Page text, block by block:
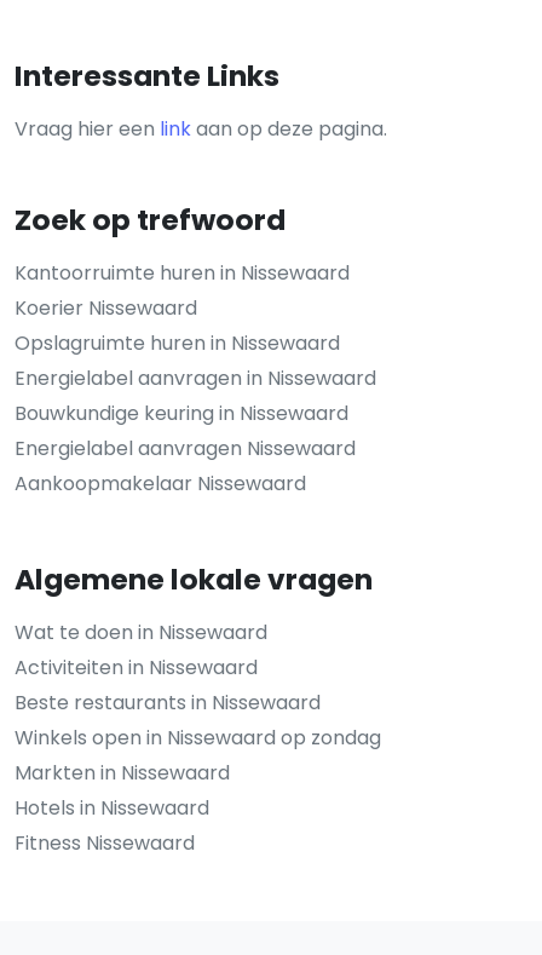
Interessante Links
Vraag hier een linkaan op deze pagina.
Zoek op trefwoord
Kantoorruimte huren in Nissewaard
Koerier Nissewaard
Opslagruimte huren in Nissewaard
Energielabel aanvragen in Nissewaard
Bouwkundige keuring in Nissewaard
Energielabel aanvragen Nissewaard
Aankoopmakelaar Nissewaard
Algemene lokale vragen
Wat te doen in Nissewaard
Activiteiten in Nissewaard
Beste restaurants in Nissewaard
Winkels open in Nissewaard op zondag
Markten in Nissewaard
Hotels in Nissewaard
Fitness Nissewaard